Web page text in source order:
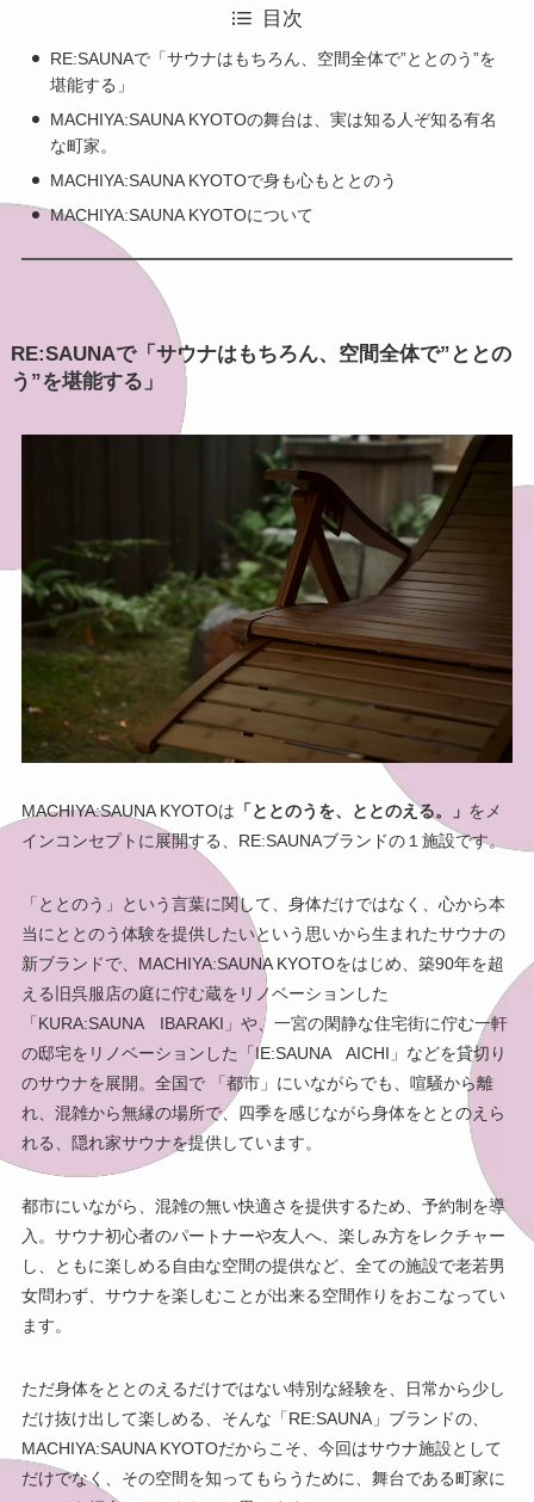
目次
RE:SAUNAで「サウナはもちろん、空間全体で”ととのう”を
堪能する」
MACHIYA:SAUNA KYOTOの舞台は、実は知る人ぞ知る有名
な町家。
MACHIYA:SAUNA KYOTOで身も心もととのう
MACHIYA:SAUNA KYOTOについて
RE:SAUNAで「サウナはもちろん、空間全体で”ととの
う”を堪能する」
MACHIYA:SAUNA KYOTOは 「ととのうを、ととのえる。」 をメ
インコンセプトに展開する、RE:SAUNAブランドの１施設です。
「ととのう」という言葉に関して、身体だけではなく、心から本
当にととのう体験を提供したいという思いから生まれたサウナの
新ブランドで、MACHIYA:SAUNA KYOTOをはじめ、築90年を超
える旧呉服店の庭に佇む蔵をリノベーションした
「KURA:SAUNA IBARAKI」や、一宮の閑静な住宅街に佇む一軒
の邸宅をリノベーションした「IE:SAUNA AICHI」などを貸切り
のサウナを展開。全国で 「都市」にいながらでも、喧騒から離
れ、混雑から無縁の場所で、四季を感じながら身体をととのえら
れる、隠れ家サウナを提供しています。
都市にいながら、混雑の無い快適さを提供するため、予約制を導
入。サウナ初心者のパートナーや友人へ、楽しみ方をレクチャー
し、ともに楽しめる自由な空間の提供など、全ての施設で老若男
女問わず、サウナを楽しむことが出来る空間作りをおこなってい
ます。
ただ身体をととのえるだけではない特別な経験を、日常から少し
だけ抜け出して楽しめる、そんな「RE:SAUNA」ブランドの、
MACHIYA:SAUNA KYOTOだからこそ、今回はサウナ施設として
だけでなく、その空間を知ってもらうために、舞台である町家に